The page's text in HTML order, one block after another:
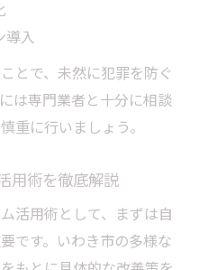
導入
とで、未然に犯罪を防ぐ
は専門業者と十分に相談
重に行いましょう。
用術を徹底解説
活用術として、まずは自
です。いわき市の多様な